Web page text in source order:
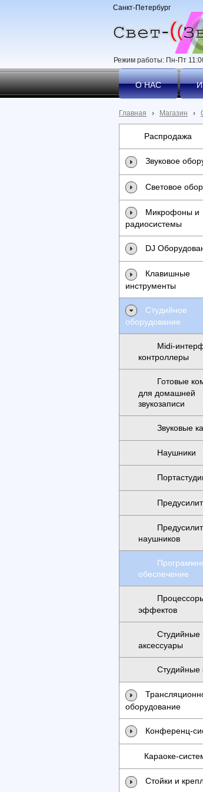
Режим работы: Пн-Пт
Санкт-Петербург
О НАС
Главная › Магазин ›
Распродажа
Звуковое
Световое
Микрофоны и
радиосистемы
DJ
Клавишные
инструменты
Студийное
оборудование
Midi-
контроллеры
Готовые
для домашней
звукозаписи
Звуковые
Наушники
наушников
обеспечение
эффектов
Студийные
аксессуары
Студийные
оборудование
Конференц-
Караоке-
Стойки и